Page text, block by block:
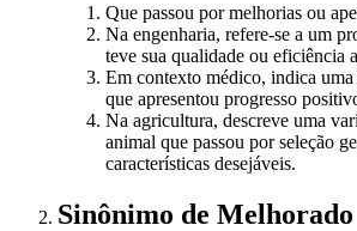
Que passou por melhorias ou
Na engenharia, refere-se a um
teve sua qualidade ou eficiência
Em contexto médico, indica uma
que apresentou progresso
Na agricultura, descreve uma
animal que passou por seleção
características desejáveis.
Sinônimo de Melhorado